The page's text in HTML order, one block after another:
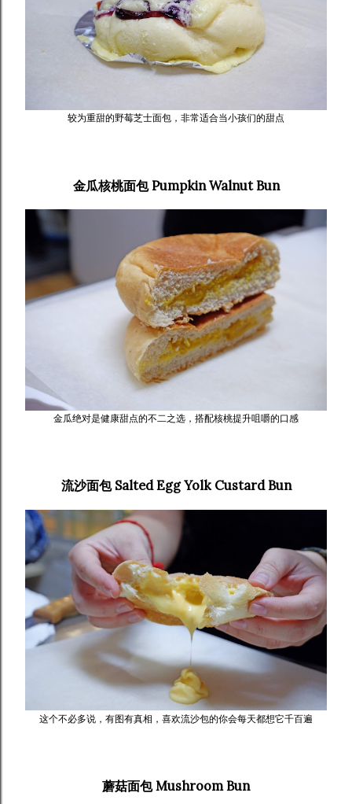
较为重甜的野莓芝士面包，非常适合当小孩们的甜点
金瓜核桃面包 Pumpkin Walnut Bun
金瓜绝对是健康甜点的不二之选，搭配核桃提升咀嚼的口感
流沙面包 Salted Egg Yolk Custard Bun
这个不必多说，有图有真相，喜欢流沙包的你会每天都想它千百遍
蘑菇面包 Mushroom Bun